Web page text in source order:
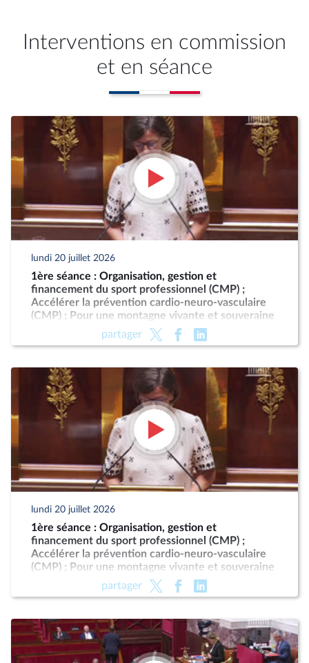
Interventions en commission
et en séance
lundi 20 juillet 2026
1ère séance : Organisation, gestion et
financement du sport professionnel (CMP) ;
Accélérer la prévention cardio-neuro-vasculaire
(CMP) ; Pour une montagne vivante et souveraine
partager
lundi 20 juillet 2026
1ère séance : Organisation, gestion et
financement du sport professionnel (CMP) ;
Accélérer la prévention cardio-neuro-vasculaire
(CMP) ; Pour une montagne vivante et souveraine
partager